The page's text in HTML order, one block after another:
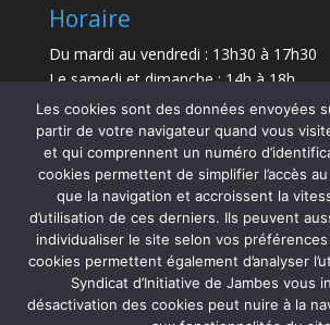
Horaire
Du mardi au vendredi : 13h30 à 17h30
Le samedi et dimanche : 14h à 18h
Durée de la visite : entre 30 minutes et 1
Le Musée sera exceptionnellement
et le 15 août 2026.
Les cookies sont des données envoyées
partir de votre navigateur quand vous
et qui comprennent un numéro
cookies permettent de simplifier l’accès
que la navigation et accroissent la
d’utilisation de ces derniers. Ils peuvent
individualiser le site selon vos
cookies permettent également d’analyser
Syndicat d’Initiative de Jambes vous
désactivation des cookies peut nuire à la